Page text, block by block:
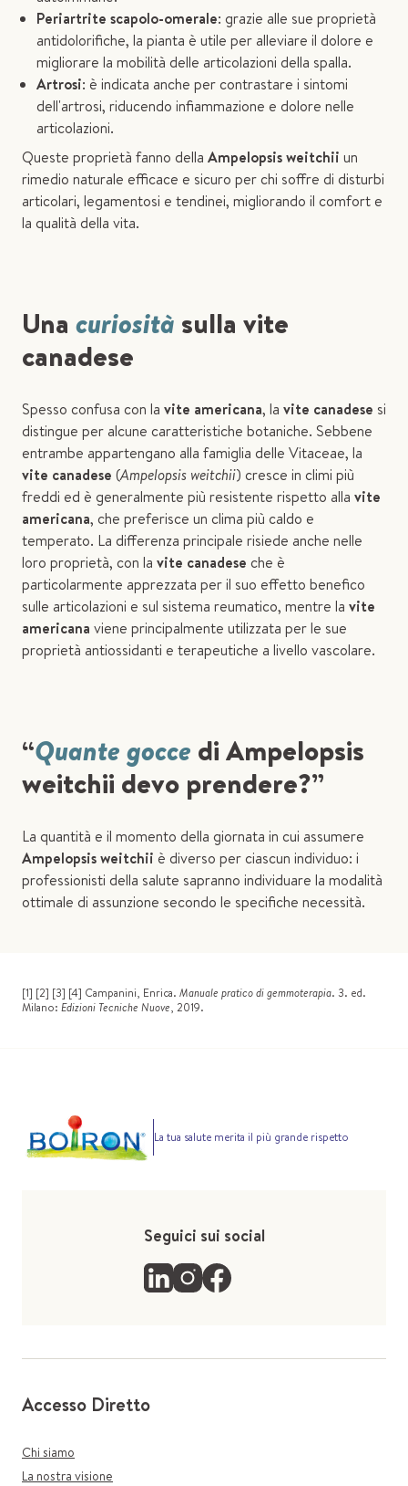
Periartrite scapolo-omerale: grazie alle sue proprietà
antidolorifiche, la pianta è utile per alleviare il dolore e
migliorare la mobilità delle articolazioni della spalla.
Artrosi: è indicata anche per contrastare i sintomi
dell'artrosi, riducendo infiammazione e dolore nelle
articolazioni.
Queste proprietà fanno della Ampelopsis weitchii un
rimedio naturale efficace e sicuro per chi soffre di disturbi
articolari, legamentosi e tendinei, migliorando il comfort e
la qualità della vita.
Una curiosità sulla vite
canadese
Spesso confusa con la vite americana, la vite canadese si
distingue per alcune caratteristiche botaniche. Sebbene
entrambe appartengano alla famiglia delle Vitaceae, la
vite canadese (Ampelopsis weitchii) cresce in climi più
freddi ed è generalmente più resistente rispetto alla vite
americana, che preferisce un clima più caldo e
temperato. La differenza principale risiede anche nelle
loro proprietà, con la vite canadese che è
particolarmente apprezzata per il suo effetto benefico
sulle articolazioni e sul sistema reumatico, mentre la vite
americana viene principalmente utilizzata per le sue
proprietà antiossidanti e terapeutiche a livello vascolare.
“Quante gocce di Ampelopsis
weitchii devo prendere?”
La quantità e il momento della giornata in cui assumere
Ampelopsis weitchii è diverso per ciascun individuo: i
professionisti della salute sapranno individuare la modalità
ottimale di assunzione secondo le specifiche necessità.
[1] [2] [3] [4] Campanini, Enrica. Manuale pratico di gemmoterapia. 3. ed.
Milano: Edizioni Tecniche Nuove, 2019.
La tua salute merita il più grande rispetto
Seguici sui social
Accesso Diretto
Chi siamo
La nostra visione